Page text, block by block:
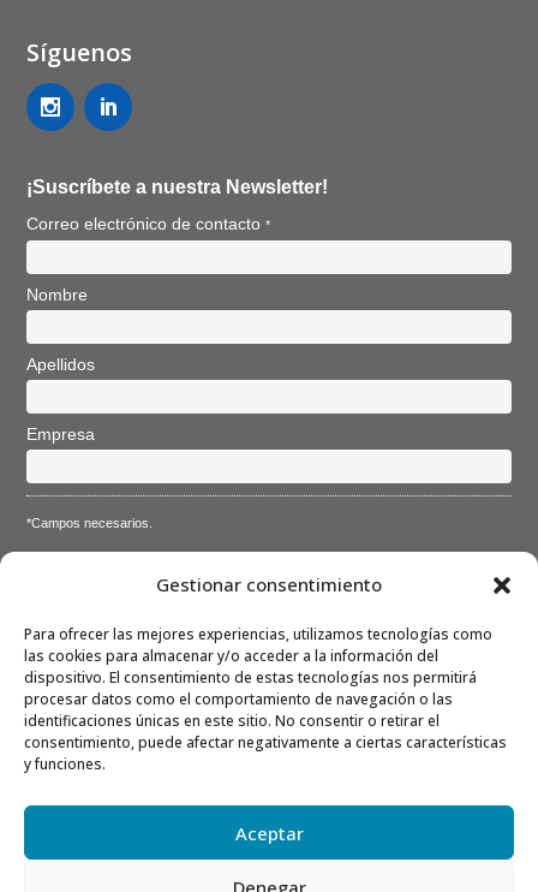
Gestionar consentimiento
Para ofrecer las mejores experiencias, utilizamos tecnologías como
las cookies para almacenar y/o acceder a la información del
dispositivo. El consentimiento de estas tecnologías nos permitirá
procesar datos como el comportamiento de navegación o las
identificaciones únicas en este sitio. No consentir o retirar el
consentimiento, puede afectar negativamente a ciertas características
y funciones.
Aceptar
Denegar
Síguenos
¡Suscríbete a nuestra Newsletter!
Correo electrónico de contacto*
Nombre
Apellidos
Empresa
*Campos necesarios.
Directiva de privacidad yCondiciones de
Nota: Es nuestra responsabilidad proteger su privacidad y le
garantizamos que sus datos serán completamente confidenciales.